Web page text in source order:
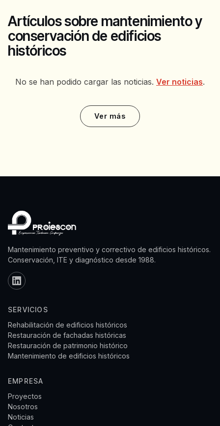
Artículos sobre mantenimiento y
conservación de edificios
históricos
No se han podido cargar las noticias. Ver noticias.
Ver más
Mantenimiento preventivo y correctivo de edificios históricos.
Conservación, ITE y diagnóstico desde 1988.
SERVICIOS
Rehabilitación de edificios históricos
Restauración de fachadas históricas
Restauración de patrimonio histórico
Mantenimiento de edificios históricos
EMPRESA
Proyectos
Nosotros
Noticias